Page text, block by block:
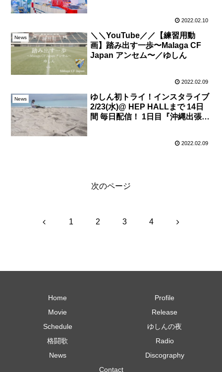
2022.02.10
News
＼＼YouTube／／【練習用動
画】踏み出す一歩〜Malaga CF
Japan アンセム〜／ゆしん
2022.02.09
News
ゆしん初トライ！インスタライブ
2/23(水)@ HEP HALLまで 14日
間 毎日配信！ 1日目『沖縄出張
2022.02.09
次のページ
前 1 2 3 4 次
Home
Profile
Movie
Release
Schedule
ゆしんの夜
格闘歌
Radio
News
Discography
Contact